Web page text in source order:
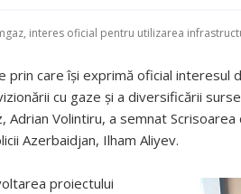
interes oficial pentru utilizarea
prin care îşi exprimă oficial interesul
cu gaze şi a diversificării
Adrian Volintiru, a semnat
Azerbaidjan, Ilham Aliyev.
proiectului